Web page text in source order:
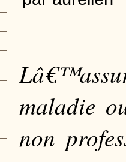
maladie
non